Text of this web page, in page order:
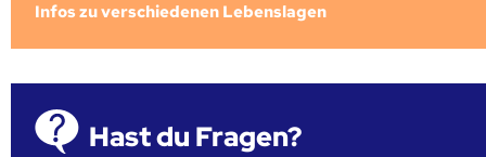
Infos zu verschiedenen Lebenslagen
Hast du Fragen?